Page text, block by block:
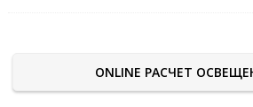
ONLINE РАСЧЕТ